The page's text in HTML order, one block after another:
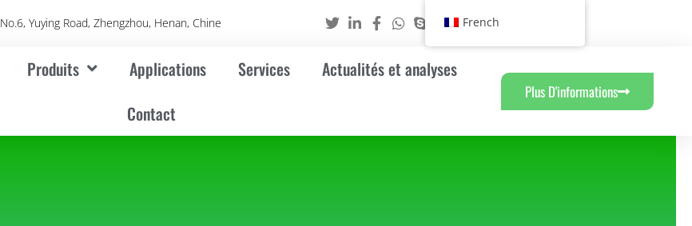
No.6, Yuying Road, Zhengzhou, Henan, Chine
Produits Applications Services
Actualités et analyses
Contact
Plus D'informations
French